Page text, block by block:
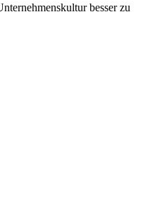
besser zu